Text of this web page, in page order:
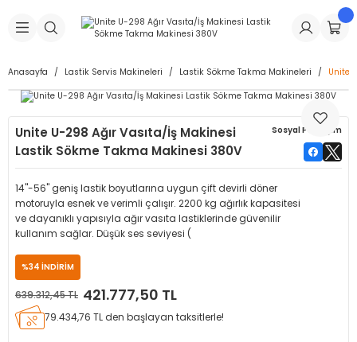
Geri Dön
Makineleri
Geri Dön
Dolgu Lastikleri
Dolgu Lastikleri
Geri Dön
İç Lastikleri
Geri Dön
Geri Dön
& Sibop İlaveleri
Kapağı
Geri Dön
Tüpü
& Spreyler
Geri Dön
Makinesi Yedek Parçaları
Yedek Parçaları
Anasayfa Lastik Servis Makineleri Lastik Sökme Takma Makineleri Unite
Unite U-298 Ağır Vasıta/İş Makinesi
Lastik Sökme Takma Makinesi 380V
Sosyal Paylaşım
14"-56" geniş lastik boyutlarına uygun çift devirli döner
motoruyla esnek ve verimli çalışır. 2200 kg ağırlık kapasitesi
ve dayanıklı yapısıyla ağır vasıta lastiklerinde güvenilir
kullanım sağlar. Düşük ses seviyesi (
%34 İNDİRİM
639.312,45 TL 421.777,50 TL
79.434,76 TL den başlayan taksitlerle!